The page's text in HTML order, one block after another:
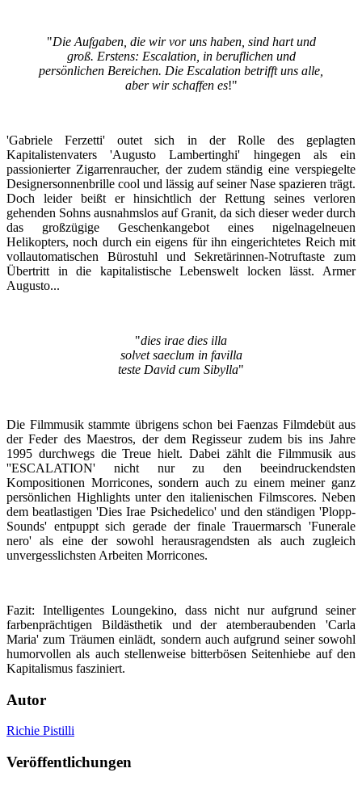
"Die Aufgaben, die wir vor uns haben, sind hart und
groß. Erstens: Escalation, in beruflichen und
persönlichen Bereichen. Die Escalation betrifft uns alle,
aber wir schaffen es!"
'Gabriele Ferzetti' outet sich in der Rolle des geplagten
Kapitalistenvaters 'Augusto Lambertinghi' hingegen als ein
passionierter Zigarrenraucher, der zudem ständig eine verspiegelte
Designersonnenbrille cool und lässig auf seiner Nase spazieren trägt.
Doch leider beißt er hinsichtlich der Rettung seines verloren
gehenden Sohns ausnahmslos auf Granit, da sich dieser weder durch
das großzügige Geschenkangebot eines nigelnagelneuen
Helikopters, noch durch ein eigens für ihn eingerichtetes Reich mit
vollautomatischen Bürostuhl und Sekretärinnen-Notruftaste zum
Übertritt in die kapitalistische Lebenswelt locken lässt. Armer
Augusto...
"dies irae dies illa
solvet saeclum in favilla
teste David cum Sibylla"
Die Filmmusik stammte übrigens schon bei Faenzas Filmdebüt aus
der Feder des Maestros, der dem Regisseur zudem bis ins Jahre
1995 durchwegs die Treue hielt. Dabei zählt die Filmmusik aus
''ESCALATION' nicht nur zu den beeindruckendsten
Kompositionen Morricones, sondern auch zu einem meiner ganz
persönlichen Highlights unter den italienischen Filmscores. Neben
dem beatlastigen 'Dies Irae Psichedelico' und den ständigen 'Plopp-
Sounds' entpuppt sich gerade der finale Trauermarsch 'Funerale
nero' als eine der sowohl herausragendsten als auch zugleich
unvergesslichsten Arbeiten Morricones.
Fazit: Intelligentes Loungekino, dass nicht nur aufgrund seiner
farbenprächtigen Bildästhetik und der atemberaubenden 'Carla
Maria' zum Träumen einlädt, sondern auch aufgrund seiner sowohl
humorvollen als auch stellenweise bitterbösen Seitenhiebe auf den
Kapitalismus fasziniert.
Autor
Richie Pistilli
Veröffentlichungen